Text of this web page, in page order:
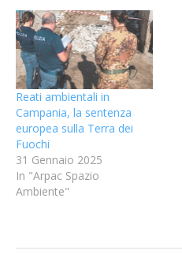
Reati ambientali in
Campania, la sentenza
europea sulla Terra dei
Fuochi
31 Gennaio 2025
In "Arpac Spazio
Ambiente"